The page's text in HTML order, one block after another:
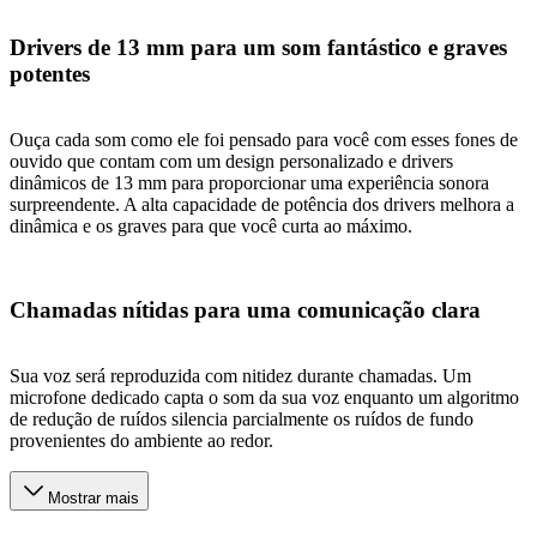
Drivers de 13 mm para um som fantástico e graves
potentes
Ouça cada som como ele foi pensado para você com esses fones de
ouvido que contam com um design personalizado e drivers
dinâmicos de 13 mm para proporcionar uma experiência sonora
surpreendente. A alta capacidade de potência dos drivers melhora a
dinâmica e os graves para que você curta ao máximo.
Chamadas nítidas para uma comunicação clara
Sua voz será reproduzida com nitidez durante chamadas. Um
microfone dedicado capta o som da sua voz enquanto um algoritmo
de redução de ruídos silencia parcialmente os ruídos de fundo
provenientes do ambiente ao redor.
Mostrar mais